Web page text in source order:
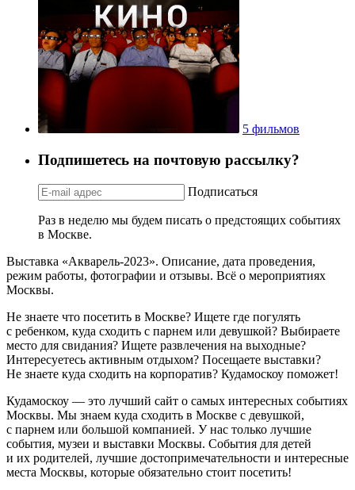
5 фильмов
Подпишетесь на почтовую рассылку?
Подписаться
Раз в неделю мы будем писать о предстоящих событиях
в Москве.
Выставка «Акварель-2023». Описание, дата проведения,
режим работы, фотографии и отзывы. Всё о мероприятиях
Москвы.
Не знаете что посетить в Москве? Ищете где погулять
с ребенком, куда сходить с парнем или девушкой? Выбираете
место для свидания? Ищете развлечения на выходные?
Интересуетесь активным отдыхом? Посещаете выставки?
Не знаете куда сходить на корпоратив? Кудамоскоу поможет!
Кудамоскоу — это лучший сайт о самых интересных событиях
Москвы. Мы знаем куда сходить в Москве с девушкой,
с парнем или большой компанией. У нас только лучшие
события, музеи и выставки Москвы. События для детей
и их родителей, лучшие достопримечательности и интересные
места Москвы, которые обязательно стоит посетить!